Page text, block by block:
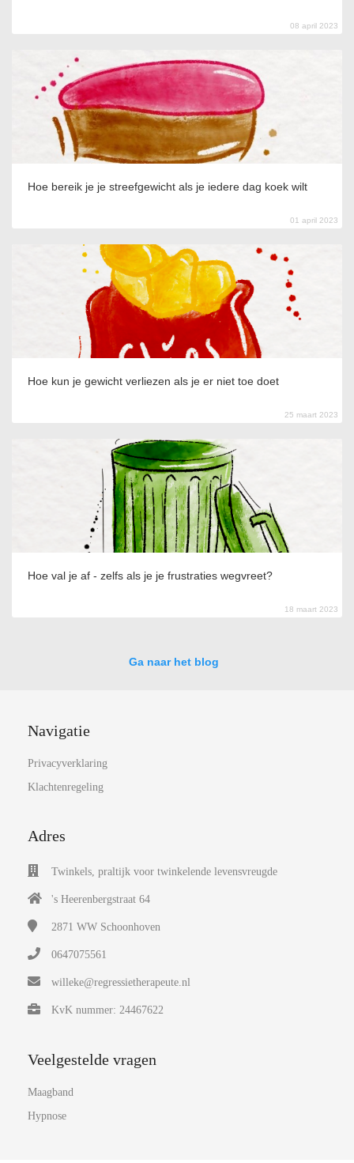
08 april 2023
Hoe bereik je je streefgewicht als je iedere dag koek wilt
01 april 2023
Hoe kun je gewicht verliezen als je er niet toe doet
25 maart 2023
Hoe val je af - zelfs als je je frustraties wegvreet?
18 maart 2023
Ga naar het blog
Navigatie
Privacyverklaring
Klachtenregeling
Adres
Twinkels, praltijk voor twinkelende levensvreugde
's Heerenbergstraat 64
2871 WW Schoonhoven
0647075561
willeke@regressietherapeute.nl
KvK nummer: 24467622
Veelgestelde vragen
Maagband
Hypnose